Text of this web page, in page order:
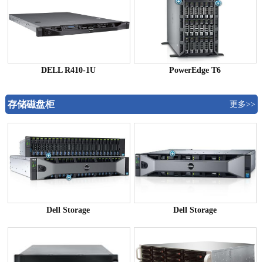
DELL R410-1U PowerEdge T6
存储磁盘柜 更多>>
Dell Storage Dell Storage